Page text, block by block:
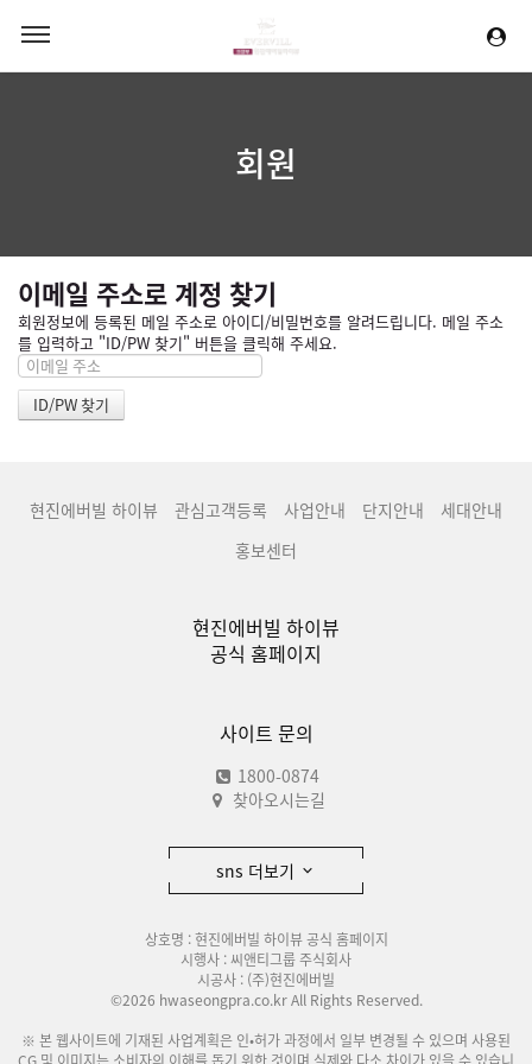
회원
이메일 주소로 계정 찾기
회원정보에 등록된 메일 주소로 아이디/비밀번호를 알려드립니다. 메일 주소
를 입력하고 "ID/PW 찾기" 버튼을 클릭해 주세요.
현진에버빌 하이뷰 관심고객등록 사업안내 단지안내
세대안내
홍보센터
현진에버빌 하이뷰
공식 홈페이지
사이트 문의
1800-0874
찾아오시는길
sns 더보기
상호명 : 현진에버빌 하이뷰 공식 홈페이지
시행사 : 씨앤티그룹 주식회사
시공사 : (주)현진에버빌
©2026 hwaseongpra.co.kr All Rights Reserved.
※ 본 웹사이트에 기재된 사업계획은 인•허가 과정에서 일부 변경될 수 있으며 사용된